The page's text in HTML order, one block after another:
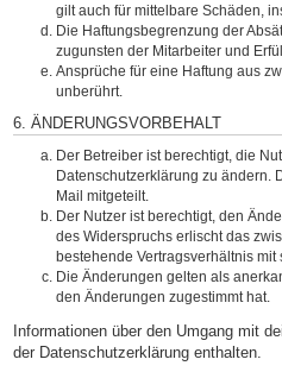
gilt auch für mittelbare Schäden,
Die Haftungsbegrenzung der
zugunsten der Mitarbeiter und
Ansprüche für eine Haftung aus
unberührt.
6. ÄNDERUNGSVORBEHALT
Der Betreiber ist berechtigt, die
Datenschutzerklärung zu ändern.
Mail mitgeteilt.
Der Nutzer ist berechtigt, den
des Widerspruchs erlischt das
bestehende Vertragsverhältnis mit
Die Änderungen gelten als
den Änderungen zugestimmt hat.
Informationen über den Umgang mit
der Datenschutzerklärung enthalten.